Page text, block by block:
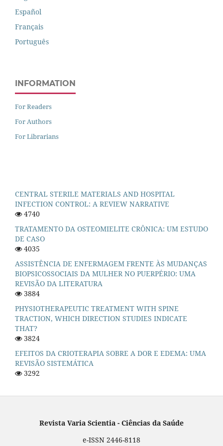
Español
Français
Português
INFORMATION
For Readers
For Authors
For Librarians
CENTRAL STERILE MATERIALS AND HOSPITAL
INFECTION CONTROL: A REVIEW NARRATIVE
4740
TRATAMENTO DA OSTEOMIELITE CRÔNICA: UM ESTUDO
DE CASO
4035
ASSISTÊNCIA DE ENFERMAGEM FRENTE ÀS MUDANÇAS
BIOPSICOSSOCIAIS DA MULHER NO PUERPÉRIO: UMA
REVISÃO DA LITERATURA
3884
PHYSIOTHERAPEUTIC TREATMENT WITH SPINE
TRACTION, WHICH DIRECTION STUDIES INDICATE
THAT?
3824
EFEITOS DA CRIOTERAPIA SOBRE A DOR E EDEMA: UMA
REVISÃO SISTEMÁTICA
3292
Revista Varia Scientia - Ciências da Saúde
e-ISSN 2446-8118